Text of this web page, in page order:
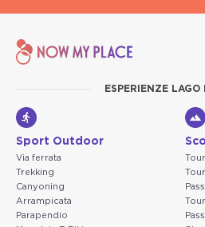
ESPERIENZE LAGO
Sport Outdoor
Via ferrata
Trekking
Canyoning
Arrampicata
Parapendio